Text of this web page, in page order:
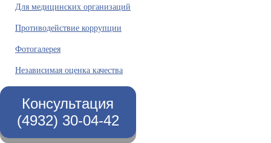
Для медицинских организаций
Противодействие коррупции
Фотогалерея
Независимая оценка качества
Консультация
(4932) 30-04-42